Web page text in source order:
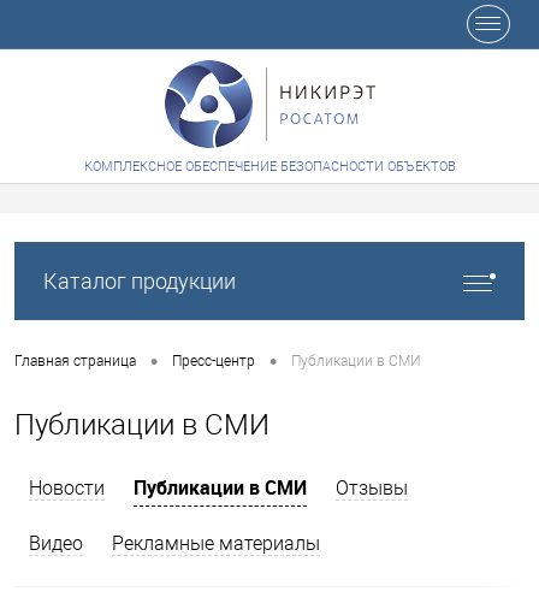
КОМПЛЕКСНОЕ ОБЕСПЕЧЕНИЕ БЕЗОПАСНОСТИ ОБЪЕКТОВ
Каталог продукции
Главная страница • Пресс-центр • Публикации в СМИ
Публикации в СМИ
Новости Публикации в СМИ Отзывы
Видео Рекламные материалы